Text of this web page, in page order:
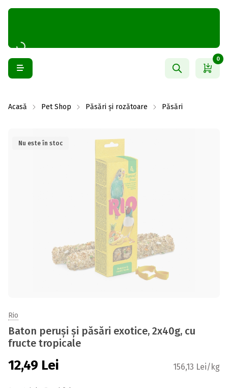
0
Acasă Pet Shop Păsări și rozătoare Păsări
Nu este în stoc
Rio
Baton peruși și păsări exotice, 2x40g, cu
fructe tropicale
12,49 Lei 156,13 Lei/kg